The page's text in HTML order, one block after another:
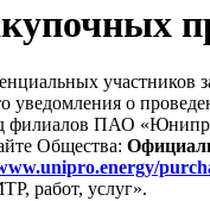
участников
уведомления о
филиалов ПАО
Общества:
работ, услуг».